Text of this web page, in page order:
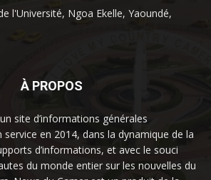
l'Université, Ngoa Ekelle, Yaoundé,
À PROPOS
site d’informations générales
en 2014, dans la dynamique de la
d’informations, et avec le souci
du monde entier sur les nouvelles du